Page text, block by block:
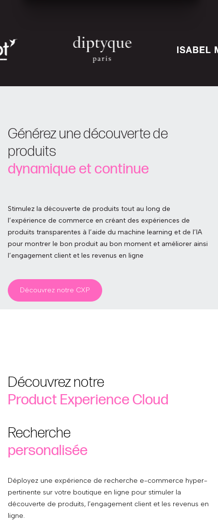
Générez une découverte de
produits
dynamique et continue
Stimulez la découverte de produits tout au long de
l’expérience de commerce en créant des expériences de
produits transparentes à l’aide du machine learning et de l’IA
pour montrer le bon produit au bon moment et améliorer ainsi
l’engagement client et les revenus en ligne
Découvrez notre CXP
Découvrez notre
Product Experience Cloud
Recherche
personalisée
Déployez une expérience de recherche e-commerce hyper-
pertinente sur votre boutique en ligne pour stimuler la
découverte de produits, l’engagement client et les revenus en
ligne.